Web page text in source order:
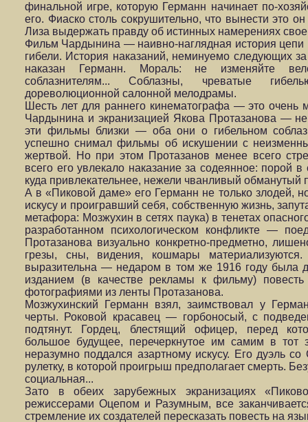
финальной игре, которую Германн начинает по-
его. Фиаско столь сокрушительно, что вынести это
Лиза выдержать правду об истинных намерениях
Фильм Чардынина — наивно-наглядная история
гибели. История наказаний, неминуемо следующих
наказан Германн. Мораль: не изменяйте
соблазнителям... Соблазны, чреватые
дореволюционной салонной мелодрамы.
Шесть лет для раннего кинематографа — это очень
Чардынина и экранизацией Якова Протазанова —
эти фильмы близки — оба они о гибельном
успешно снимал фильмы об искушении с
жертвой. Но при этом Протазанов менее всего
всего его увлекало наказание за содеянное:
куда привлекательнее, нежели чванливый обманутый
А в «Пиковой даме» его Германн не только злодей,
искусу и проигравший себя, собственную жизнь,
метафора: Мозжухин в сетях паука) в тенетах
разработанном психологическом конфликте —
Протазанова визуально конкретно-предметно,
грезы, сны, видения, кошмары
выразительна — недаром в том же 1916 году была
изданием (в качестве рекламы к фильму)
фотографиями из ленты Протазанова.
Мозжухинский Германн взял, заимствовал у
черты. Роковой красавец — горбоносый, с
подтянут. Гордец, блестящий офицер, перед
большое будущее, перечеркнутое им самим в тот
неразумно поддался азартному искусу. Его дуэль
рулетку, в которой проигрыш предполагает смерть.
социальная...
Зато в обеих зарубежных экранизациях
режиссерами Оцепом и Разумным, все
стремление их создателей пересказать повесть на